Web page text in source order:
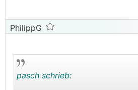
PhilippG
pasch schrieb: